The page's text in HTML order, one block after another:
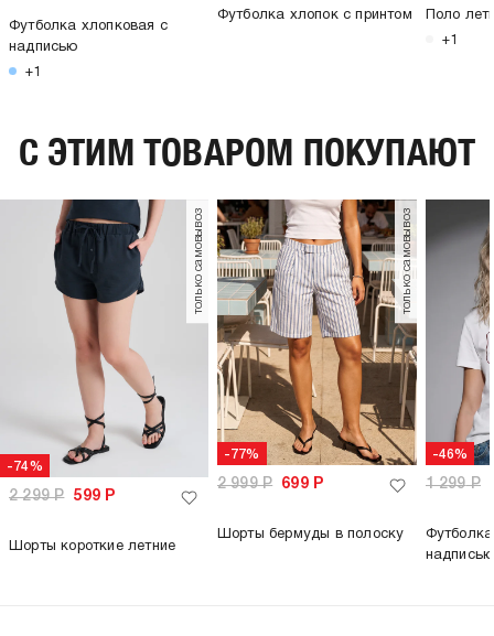
Футболка хлопковая с
надписью
+1
Футболка хлопок с принтом Поло
+1
C ЭТИМ ТОВАРОМ ПОКУПАЮТ
-74%
только самовывоз
2 299Р 599 Р
Шорты короткие летние
-77%
только самовывоз
2 999Р 699Р
Шорты бермуды в полоску
-46%
1 299Р
надписью